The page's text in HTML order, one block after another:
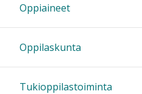
Oppiaineet
Oppilaskunta
Tukioppilastoiminta